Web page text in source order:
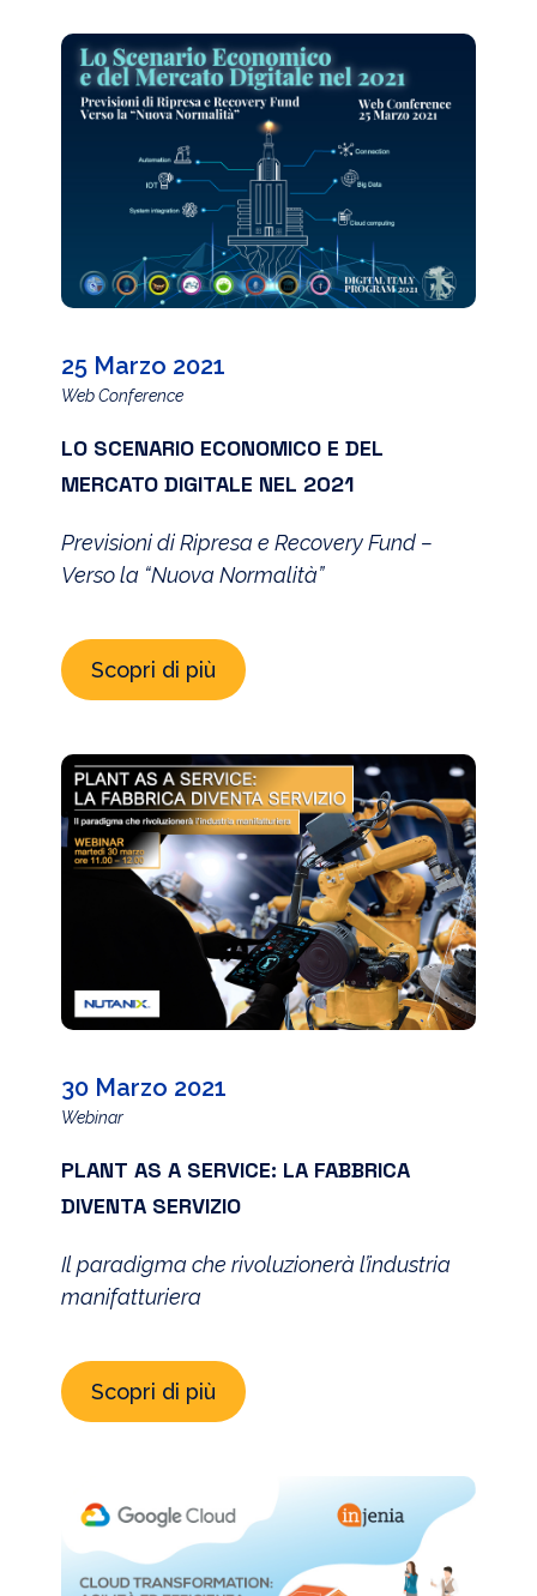
25 Marzo 2021
Web Conference
LO SCENARIO ECONOMICO E DEL
MERCATO DIGITALE NEL 2021
Previsioni di Ripresa e Recovery Fund –
Verso la “Nuova Normalità”
Scopri di più
30 Marzo 2021
Webinar
PLANT AS A SERVICE: LA FABBRICA
DIVENTA SERVIZIO
Il paradigma che rivoluzionerà l’industria
manifatturiera
Scopri di più